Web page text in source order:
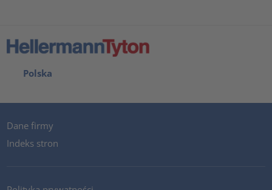
Polska
Dane firmy
Indeks stron